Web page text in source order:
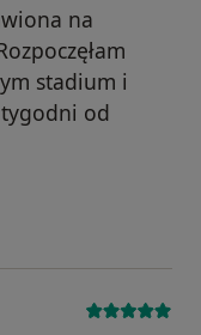
na
stadium i
od
S.